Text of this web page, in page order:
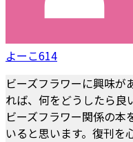
よーこ614
ビーズフラワーに興味が
れば、何をどうしたら良
ビーズフラワー関係の本
いると思います。復刊を